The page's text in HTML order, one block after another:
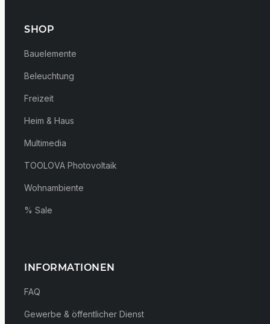
SHOP
Bauelemente
Beleuchtung
Freizeit
Heim & Haus
Multimedia
TOOLOVA Photovoltaik
Wohnambiente
% Sale
INFORMATIONEN
FAQ
Gewerbe & öffentlicher Dienst